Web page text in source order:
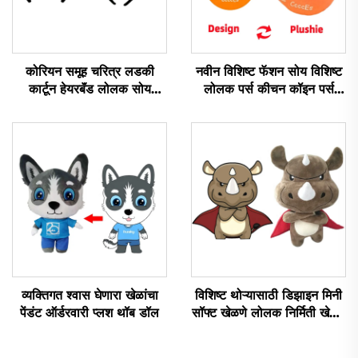
कोरियन समूह चरित्र लडकी
कार्टून हेयरबॅंड लोलक सोय
नवीन विशिष्ट फॅशन सोय विशिष्ट
लोलक पर्स कीचन कॉइन पर्स
व्यक्तिगत श्वास घेणारा खेळांचा
पेंडंट ऑर्डरवारी प्लश थॉब डॉल
विशिष्ट थोऱ्यासाठी डिझाइन मिनी
सॉफ्ट खेळणे लोलक निर्मिती खेळणे